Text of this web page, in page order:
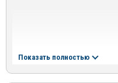
Показать полностью